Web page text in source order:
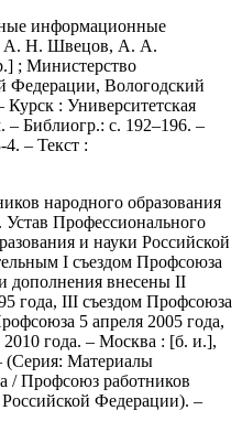
информационные
/ А. Н. Швецов, А. А.
; Министерство
Федерации, Вологодский
Курск : Университетская
– Библиогр.: с. 192–196. –
– Текст :
народного образования
Профессионального
и науки Российской
I съездом Профсоюза
дополнения внесены II
года, III съездом Профсоюза
5 апреля 2005 года,
года. – Москва : [б. и.],
(Серия: Материалы
/ Профсоюз работников
Федерации). –